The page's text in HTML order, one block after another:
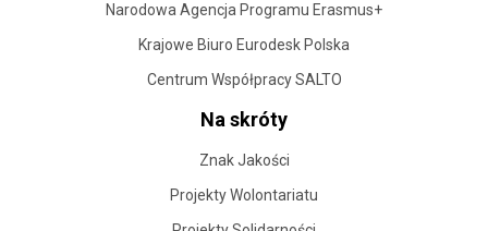
Narodowa Agencja Programu Erasmus+
Krajowe Biuro Eurodesk Polska
Centrum Współpracy SALTO
Na skróty
Znak Jakości
Projekty Wolontariatu